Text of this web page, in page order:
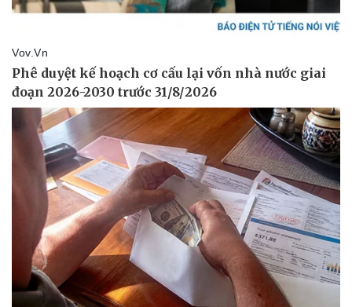
Vụ án
Tin nóng
Tư vấn luật
Vũ khí
Việt Nam
Phân tích